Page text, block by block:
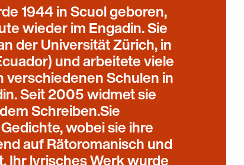
1944 in Scuol geboren,
wieder im Engadin. Sie
der Universität Zürich, in
und arbeitete viele
verschiedenen Schulen in
Seit 2005 widmet sie
Schreiben.Sie
wobei sie ihre
auf Rätoromanisch und
Ihr lyrisches Werk wurde